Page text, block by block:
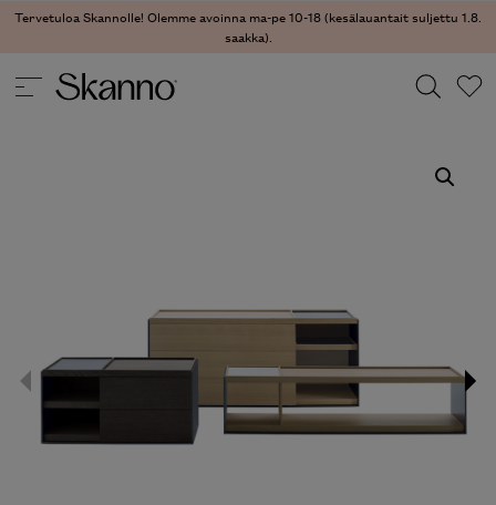
Tervetuloa Skannolle! Olemme avoinna ma-pe 10-18 (kesälauantait suljettu 1.8.
saakka).